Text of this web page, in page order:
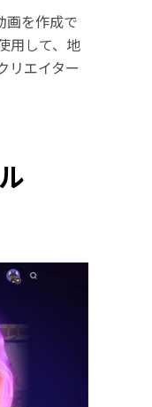
画を作成で
用して、地
リエイター